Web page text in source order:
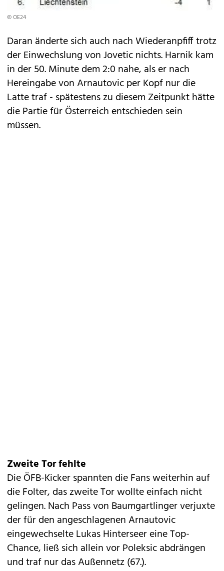
© OE24
Daran änderte sich auch nach Wiederanpfiff trotz
der Einwechslung von Jovetic nichts. Harnik kam
in der 50. Minute dem 2:0 nahe, als er nach
Hereingabe von Arnautovic per Kopf nur die
Latte traf - spätestens zu diesem Zeitpunkt hätte
die Partie für Österreich entschieden sein
müssen.
Zweite Tor fehlte
Die ÖFB-Kicker spannten die Fans weiterhin auf
die Folter, das zweite Tor wollte einfach nicht
gelingen. Nach Pass von Baumgartlinger verjuxte
der für den angeschlagenen Arnautovic
eingewechselte Lukas Hinterseer eine Top-
Chance, ließ sich allein vor Poleksic abdrängen
und traf nur das Außennetz (67.).